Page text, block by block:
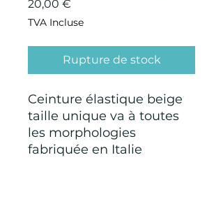
20,00 €
TVA Incluse
Rupture de stock
Ceinture élastique beige
taille unique va à toutes
les morphologies
fabriquée en Italie